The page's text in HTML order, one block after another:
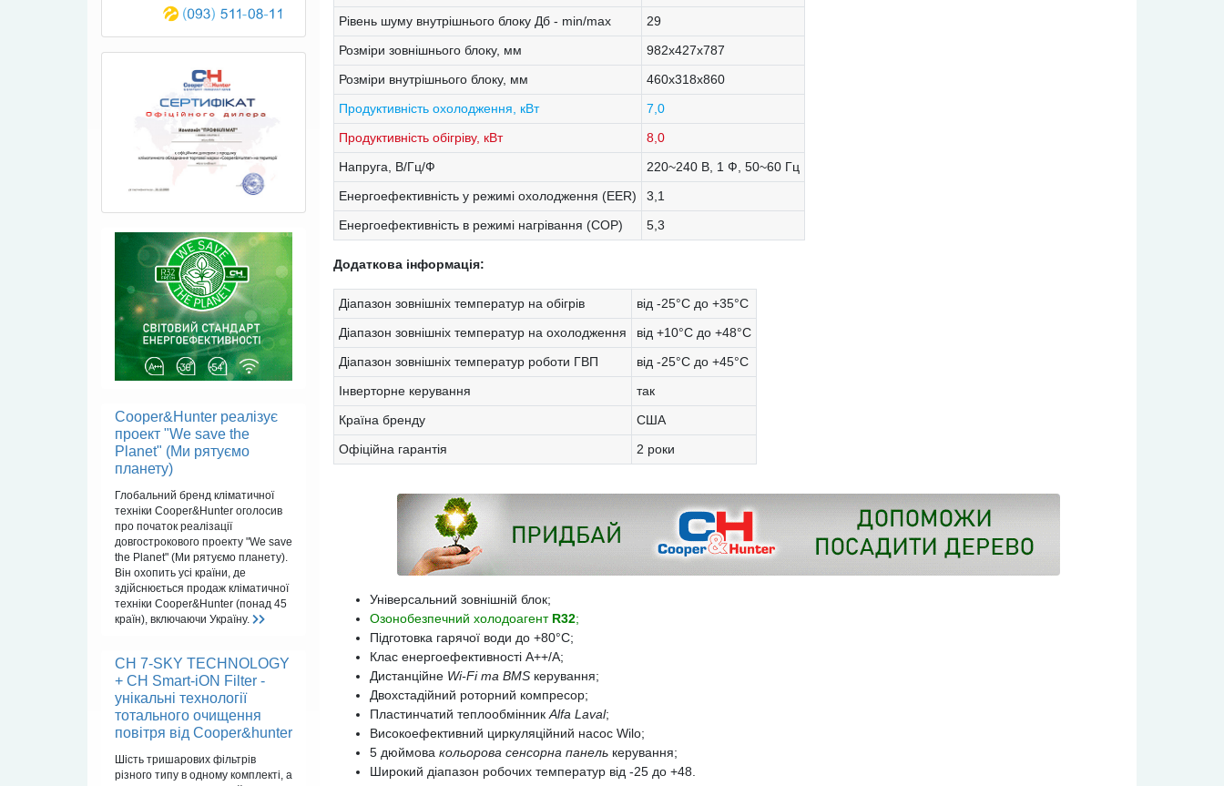
Cooper&Hunter реалізує
проект "We save the
Planet" (Ми рятуємо
планету)
Глобальний бренд кліматичної
техніки Cooper&Hunter оголосив
про початок реалізації
довгострокового проекту "We save
the Planet" (Ми рятуємо планету).
Він охопить усі країни, де
здійснюється продаж кліматичної
техніки Cooper&Hunter (понад 45
країн), включаючи Україну.
CH 7-SKY TECHNOLOGY
+ CH Smart-iON Filter -
унікальні технології
тотального очищення
повітря від Cooper&hunter
Шість тришарових фільтрів
різного типу в одному комплекті, а
Рівень шуму внутрішнього блоку Дб - min/max
29
Розміри зовнішнього блоку, мм
982х427х787
Розміри внутрішнього блоку, мм
460x318x860
Продуктивність охолодження, кВт
7,0
Продуктивність обігріву, кВт
8,0
Напруга, В/Гц/Ф
220~240 В, 1 Ф, 50~60 Гц
Енергоефективність у режимі охолодження (EER)
3,1
Енергоефективність в режимі нагрівання (COP)
5,3
Додаткова інформація:
Діапазон зовнішніх температур на обігрів
від -25°С до +35°С
Діапазон зовнішніх температур на охолодження
від +10°С до +48°С
Діапазон зовнішніх температур роботи ГВП
від -25°С до +45°С
Інверторне керування
так
Країна бренду
США
Офіційна гарантія
2 роки
Універсальний зовнішній блок;
Озонобезпечний холодоагент R32;
Підготовка гарячої води до +80°С;
Клас енергоефективності А++/А;
Дистанційне Wi-Fi та BMS керування;
Двохстадійний роторний компресор;
Пластинчатий теплообмінник Alfa Laval;
Високоефективний циркуляційний насос Wilo;
5 дюймова кольорова сенсорна панель керування;
Широкий діапазон робочих температур від -25 до +48.